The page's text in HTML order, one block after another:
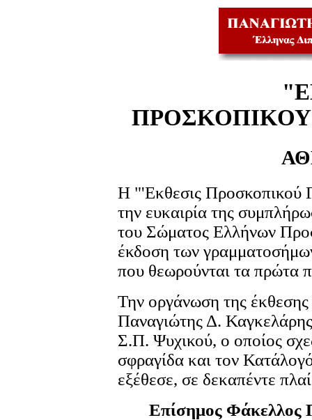
Η "'Εκθεσις Προσκοπικού
την ευκαιρία της
του Σώματος Ελλήνων
έκδοση των
που θεωρούνται τα πρώτα
Την οργάνωση της έκθεσης
Παναγιώτης Δ.
Σ.Π. Ψυχικού, ο οποίος
σφραγίδα και τον
εξέθεσε, σε δεκαπέντε
Επίσημος Φάκελλος